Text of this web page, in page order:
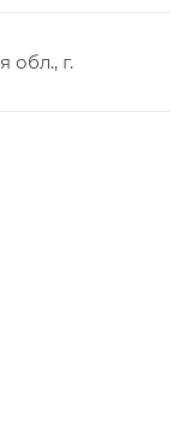
обл., г.